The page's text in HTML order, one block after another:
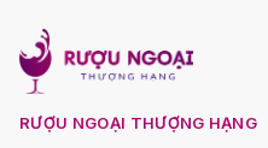
RƯỢU NGOẠI THƯỢNG HẠNG